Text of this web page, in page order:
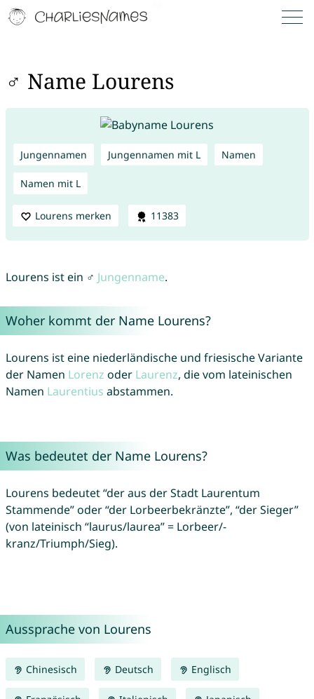
♂ Name Lourens
Jungennamen Jungennamen mit L Namen
Namen mit L
Lourens merken 11383
Lourens ist ein ♂ Jungenname.
Woher kommt der Name Lourens?
Lourens ist eine niederländische und friesische Variante
der Namen Lorenz oder Laurenz, die vom lateinischen
Namen Laurentius abstammen.
Was bedeutet der Name Lourens?
Lourens bedeutet “der aus der Stadt Laurentum
Stammende” oder “der Lorbeerbekränzte”, “der Sieger”
(von lateinisch “laurus/laurea” = Lorbeer/-
kranz/Triumph/Sieg).
Aussprache von Lourens
Chinesisch Deutsch Englisch